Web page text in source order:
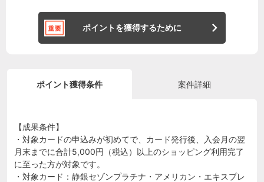
ポイントを獲得するために
ポイント獲得条件 案件詳細
【成果条件】
・対象カードの申込みが初めてで、カード発行後、入会月の翌
月末までに合計5,000円（税込）以上のショッピング利用完了
に至った方が対象です。
・対象カード：静銀セゾンプラチナ・アメリカン・エキスプレ